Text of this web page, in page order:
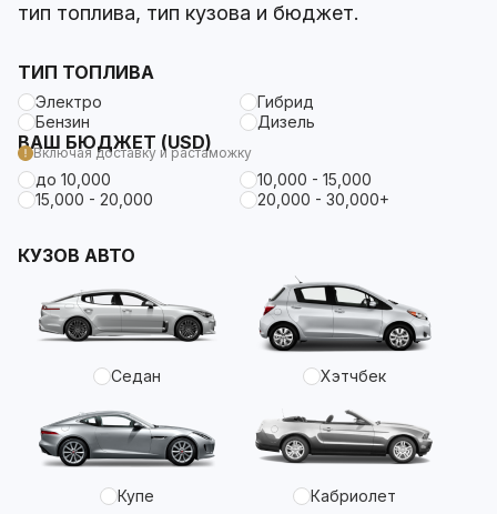
тип топлива, тип кузова и бюджет.
ТИП ТОПЛИВА
Электро
Гибрид
Бензин
Дизель
ВАШ БЮДЖЕТ (USD)
Включая доставку и растаможку
до 10,000
10,000 - 15,000
15,000 - 20,000
20,000 - 30,000+
КУЗОВ АВТО
Седан Хэтчбек
Купе Кабриолет